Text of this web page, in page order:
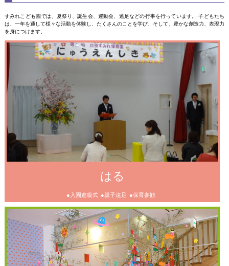
すみれこども園では、夏祭り、誕生会、運動会、遠足などの行事を行っています。 子どもたち
は、一年を通して様々な活動を体験し、たくさんのことを学び、そして、豊かな創造力、表現力
を身につけます。
はる
●入園進級式 ●親子遠足 ●保育参観